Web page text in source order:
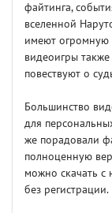
файтинга,
вселенной
имеют огромную
видеоигры
повествуют о
Большинство
для
же порадовали
полноценную
можно скачать с
без регистрации.